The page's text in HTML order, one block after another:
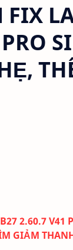
2.60.7 V41
GIẢM